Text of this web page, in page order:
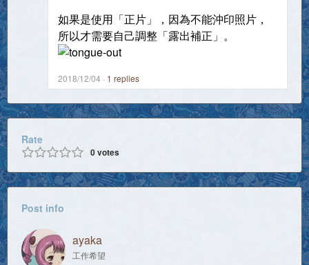
如果是使用「正片」，因為不能沖印照片，
所以才需要自己調整「露出補正」。
2018/12/04 1 replies
Rate
0votes
Post info
ayaka
工作希望